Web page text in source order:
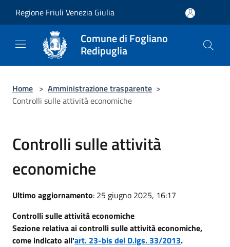
Regione Friuli Venezia Giulia
Comune di Fogliano
Redipuglia
Home > Amministrazione trasparente >
Controlli sulle attività economiche
Controlli sulle attività
economiche
Ultimo aggiornamento: 25 giugno 2025, 16:17
Controlli sulle attività economiche
Sezione relativa ai controlli sulle attività economiche,
come indicato all'art. 23-bis del D.lgs. 33/2013.